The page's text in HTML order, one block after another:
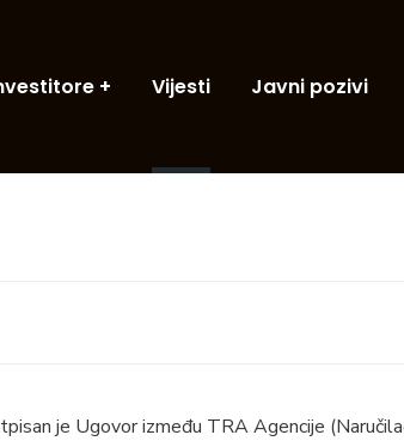
Vijesti Javni pozivi
je Ugovor između TRA Agencije